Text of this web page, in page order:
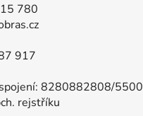
780
917
8280882808/5500
rejstříku